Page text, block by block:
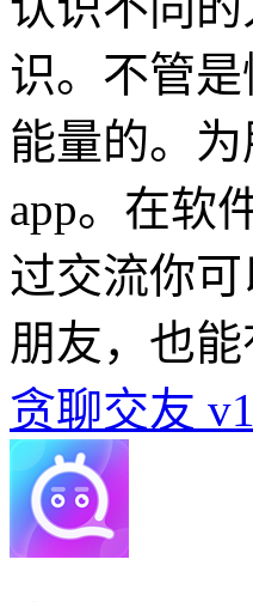
识。不管
能量的。
app。在软
过交流你
朋友，也
贪聊交友